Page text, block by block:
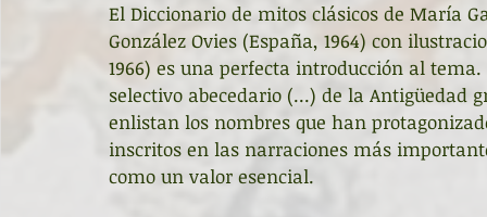
El Diccionario de mitos clásicos de María
González Ovies (España, 1964) con
1966) es una perfecta introducción al
selectivo abecedario (...) de la Antigüedad
enlistan los nombres que han
inscritos en las narraciones más
como un valor esencial.